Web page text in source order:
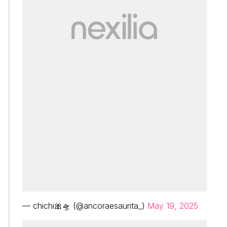
— chichi🎀🛸 (@ancoraesaurita_) May 19, 2025